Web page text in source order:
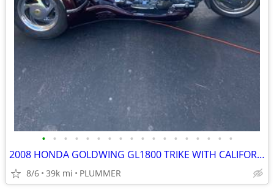
• • • • • • • • • • • • • • • • • •
2008 HONDA GOLDWING GL1800 TRIKE WITH CALIFORNIA SIDE CAR KIT
8/6 39k mi PLUMMER